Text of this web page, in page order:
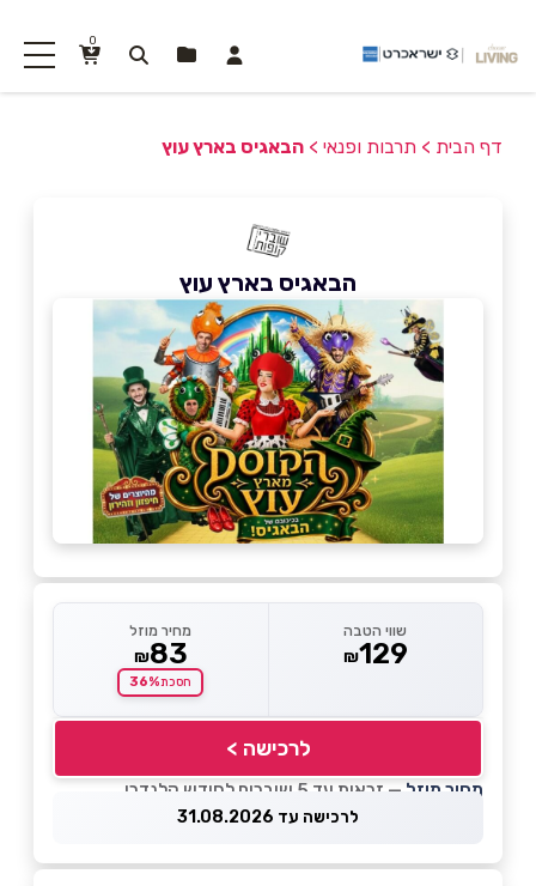
0
דף הבית > תרבות ופנאי > הבאגיס בארץ עוץ
הבאגיס בארץ עוץ
שווי הטבה
₪129
מחיר מוזל
₪83
חסכת36%
לרכישה >
מחיר מוזל — זכאות עד 5 שוברים לחודש קלנדרי
לרכישה עד 31.08.2026